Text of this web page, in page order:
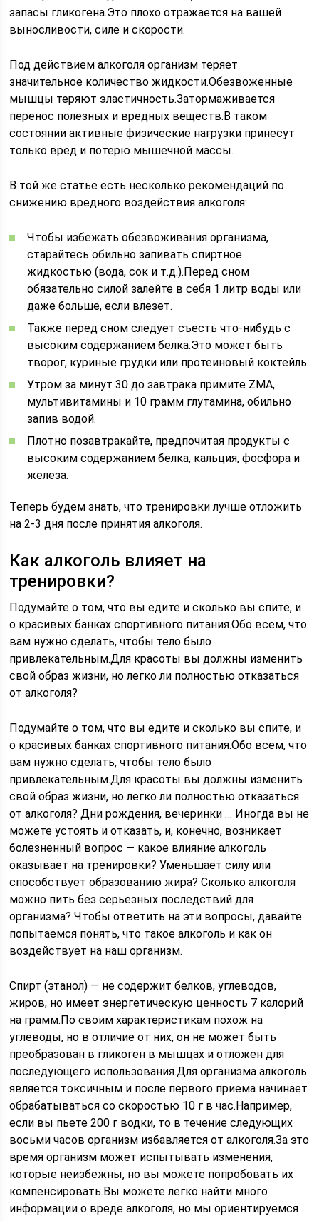
запасы гликогена.Это плохо отражается на вашей
выносливости, силе и скорости.
Под действием алкоголя организм теряет
значительное количество жидкости.Обезвоженные
мышцы теряют эластичность.Затормаживается
перенос полезных и вредных веществ.В таком
состоянии активные физические нагрузки принесут
только вред и потерю мышечной массы.
В той же статье есть несколько рекомендаций по
снижению вредного воздействия алкоголя:
Чтобы избежать обезвоживания организма,
старайтесь обильно запивать спиртное
жидкостью (вода, сок и т.д.).Перед сном
обязательно силой залейте в себя 1 литр воды или
даже больше, если влезет.
Также перед сном следует съесть что-нибудь с
высоким содержанием белка.Это может быть
творог, куриные грудки или протеиновый коктейль.
Утром за минут 30 до завтрака примите ZMA,
мультивитамины и 10 грамм глутамина, обильно
запив водой.
Плотно позавтракайте, предпочитая продукты с
высоким содержанием белка, кальция, фосфора и
железа.
Теперь будем знать, что тренировки лучше отложить
на 2-3 дня после принятия алкоголя.
Как алкоголь влияет на
тренировки?
Подумайте о том, что вы едите и сколько вы спите, и
о красивых банках спортивного питания.Обо всем, что
вам нужно сделать, чтобы тело было
привлекательным.Для красоты вы должны изменить
свой образ жизни, но легко ли полностью отказаться
от алкоголя?
Подумайте о том, что вы едите и сколько вы спите, и
о красивых банках спортивного питания.Обо всем, что
вам нужно сделать, чтобы тело было
привлекательным.Для красоты вы должны изменить
свой образ жизни, но легко ли полностью отказаться
от алкоголя? Дни рождения, вечеринки … Иногда вы не
можете устоять и отказать, и, конечно, возникает
болезненный вопрос — какое влияние алкоголь
оказывает на тренировки? Уменьшает силу или
способствует образованию жира? Сколько алкоголя
можно пить без серьезных последствий для
организма? Чтобы ответить на эти вопросы, давайте
попытаемся понять, что такое алкоголь и как он
воздействует на наш организм.
Спирт (этанол) — не содержит белков, углеводов,
жиров, но имеет энергетическую ценность 7 калорий
на грамм.По своим характеристикам похож на
углеводы, но в отличие от них, он не может быть
преобразован в гликоген в мышцах и отложен для
последующего использования.Для организма алкоголь
является токсичным и после первого приема начинает
обрабатываться со скоростью 10 г в час.Например,
если вы пьете 200 г водки, то в течение следующих
восьми часов организм избавляется от алкоголя.За это
время организм может испытывать изменения,
которые неизбежны, но вы можете попробовать их
компенсировать.Вы можете легко найти много
информации о вреде алкоголя, но мы ориентируемся